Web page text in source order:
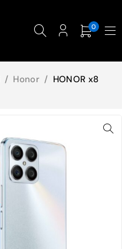
0
/ Honor / HONOR x8